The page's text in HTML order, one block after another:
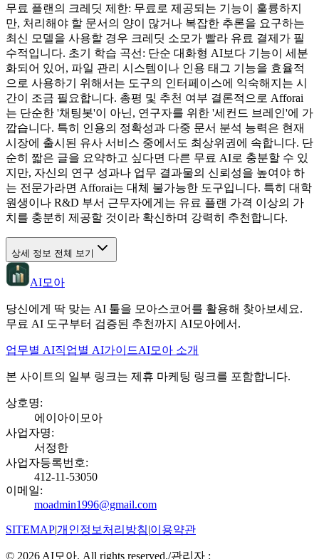
무료 플랜의 크레딧 제한: 무료로 제공되는 기능이 훌륭하지
만, 처리해야 할 문서의 양이 많거나 복잡한 추론을 요구하는
최신 모델을 사용할 경우 크레딧 소모가 빨라 유료 결제가 필
수적입니다. 초기 학습 곡선: 단순 대화형 AI보다 기능이 세분
화되어 있어, 파일 관리 시스템이나 인용 태그 기능을 효율적
으로 사용하기 위해서는 도구의 인터페이스에 익숙해지는 시
간이 조금 필요합니다. 총평 및 추천 여부 결론적으로 Afforai
는 단순한 '채팅봇'이 아닌, 연구자를 위한 '세컨드 브레인'에 가
깝습니다. 특히 인용의 정확성과 다중 문서 분석 능력은 현재
시장에 출시된 유사 서비스 중에서도 최상위권에 속합니다. 단
순히 짧은 글을 요약하고 싶다면 다른 무료 AI로 충분할 수 있
지만, 자신의 연구 성과나 업무 결과물의 신뢰성을 높여야 하
는 전문가라면 Afforai는 대체 불가능한 도구입니다. 특히 대학
원생이나 R&D 부서 근무자에게는 유료 플랜 가격 이상의 가
치를 충분히 제공할 것이라 확신하며 강력히 추천합니다.
상세 정보 전체 보기
AI모아
당신에게 딱 맞는 AI 툴을 모아스코어를 활용해 찾아보세요.
무료 AI 도구부터 검증된 추천까지 AI모아에서.
업무별 AI직업별 AI가이드AI모아 소개
본 사이트의 일부 링크는 제휴 마케팅 링크를 포함합니다.
상호명:
에이아이모아
사업자명:
서정한
사업자등록번호:
412-11-53050
이메일:
moadmin1996@gmail.com
SITEMAP|개인정보처리방침|이용약관
© 2026 AI모아. All rights reserved./관리자 :